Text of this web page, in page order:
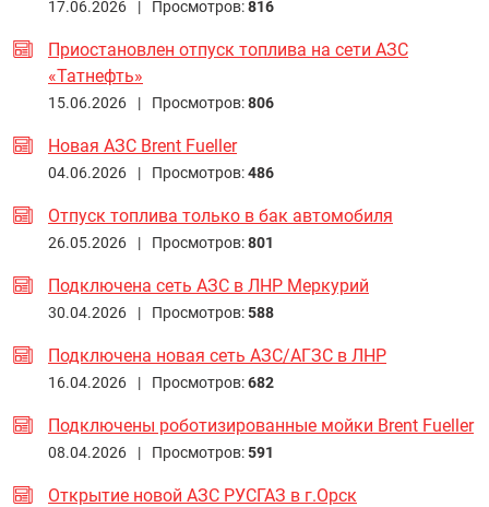
17.06.2026 | Просмотров:816
Приостановлен отпуск топлива на сети АЗС
«Татнефть»
15.06.2026 | Просмотров:806
Новая АЗС Brent Fueller
04.06.2026 | Просмотров:486
Отпуск топлива только в бак автомобиля
26.05.2026 | Просмотров:801
Подключена сеть АЗС в ЛНР Меркурий
30.04.2026 | Просмотров:588
Подключена новая сеть АЗС/АГЗС в ЛНР
16.04.2026 | Просмотров:682
Подключены роботизированные мойки Brent Fueller
08.04.2026 | Просмотров:591
Открытие новой АЗС РУСГАЗ в г.Орск